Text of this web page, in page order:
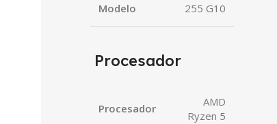
Modelo 255 G10
Procesador
Procesador
AMD
Ryzen 5